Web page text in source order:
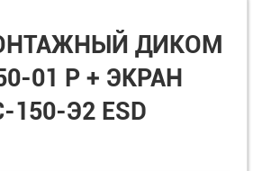
ДИКОМ
01 Р + ЭКРАН
150-Э2 ESD